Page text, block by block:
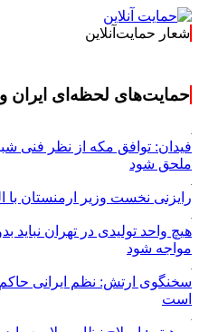
شعار حمایت‌آنلاین
حمایت‌های لحظه‌ای ایران
ملحق شود
رایزنی نخست وزیر ارمنستان با
هیچ واحد تولیدی در تهران
مواجه شود
سخنگوی ارتش: نظم ایرانی
است